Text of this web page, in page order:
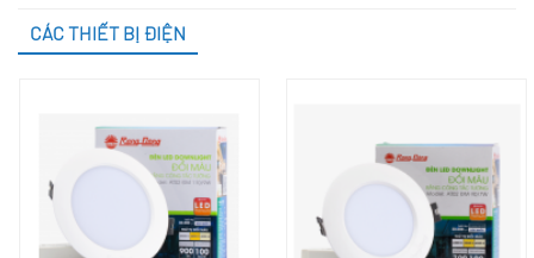
CÁC THIẾT BỊ ĐIỆN